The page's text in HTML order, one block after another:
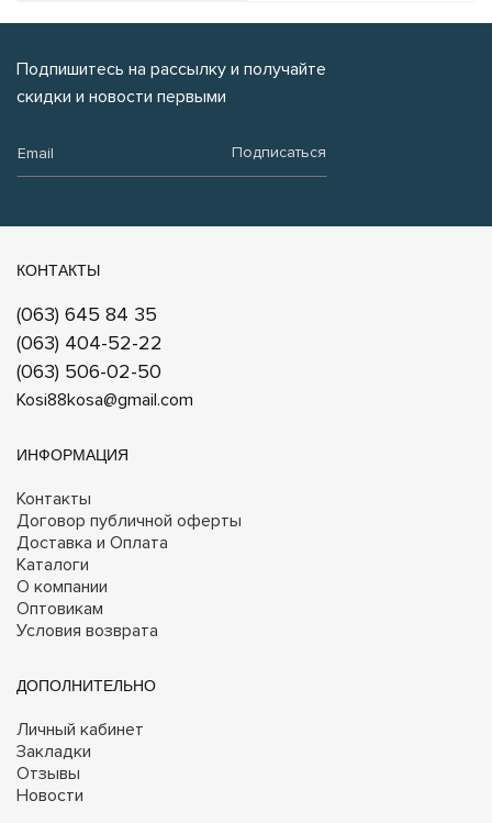
Подпишитесь на рассылку и получайте
скидки и новости первыми
Подписаться
КОНТАКТЫ
(063) 645 84 35
(063) 404-52-22
(063) 506-02-50
Kosi88kosa@gmail.com
ИНФОРМАЦИЯ
Контакты
Договор публичной оферты
Доставка и Оплата
Каталоги
О компании
Оптовикам
Условия возврата
ДОПОЛНИТЕЛЬНО
Личный кабинет
Закладки
Отзывы
Новости